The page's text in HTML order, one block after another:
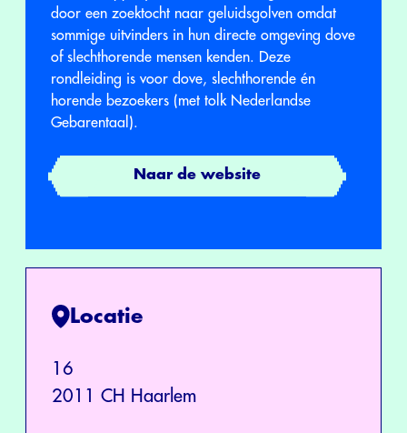
door een zoektocht naar geluidsgolven omdat
sommige uitvinders in hun directe omgeving dove
of slechthorende mensen kenden. Deze
rondleiding is voor dove, slechthorende én
horende bezoekers (met tolk Nederlandse
Gebarentaal).
Naar de website
Locatie
16
2011 CH Haarlem